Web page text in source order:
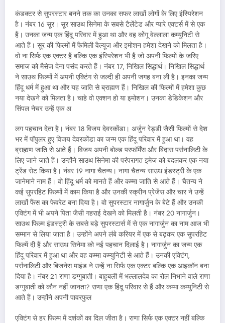
कंडक्टर से सुपरस्टार बनने तक का उनका सफर लाखों लोगों के लिए इंस्पिरेशन
है। नंबर 16 सूर। सूर साउथ सिनेमा के सबसे टैलेंटेड और प्यारे एक्टर्स में से एक
हैं। उनका जन्म एक हिंदू परिवार में हुआ था और वह कोंगू वेल्लाला कम्युनिटी से
आते हैं। सूर की फिल्मों में फैमिली वैल्यूज और इमोशन हमेशा देखने को मिलता है।
वो ना सिर्फ एक एक्टर हैं बल्कि एक इंस्पिरेशन भी हैं जो अपनी फिल्मों के जरिए
समाज को मैसेज देना पसंद करते हैं। नंबर 17, निखिल सिद्धार्थ। निखिल सिद्धार्थ
ने साउथ फिल्मों में अपनी एक्टिंग से जल्दी ही अपनी जगह बना ली है। इनका जन्म
हिंदू धर्म में हुआ था और यह जाति से ब्राह्मण हैं। निखिल की फिल्मों में हमेशा कुछ
नया देखने को मिलता है। चाहे वो एक्शन हो या इमोशन। उनका डेडिकेशन और
सिंपल नेचर उन्हें एक अ
लग पहचान देता है। नंबर 18 विजय देवरकोंडा। अर्जुन रेड्डी जैसी फिल्मों से देश
भर में पॉपुलर हुए विजय देवरकोंडा का जन्म एक हिंदू परिवार में हुआ था। वह
ब्राह्मण जाति से आते हैं। विजय अपनी बोल्ड परफॉर्मेंस और बिंदास पर्सनालिटी के
लिए जाने जाते हैं। उन्होंने साउथ सिनेमा की परंपरागत इमेज को बदलकर एक नया
ट्रेंड सेट किया है। नंबर 19 नागा चैतन्य। नागा चैतन्य साउथ इंडस्ट्री के एक
जानेमाने नाम हैं। वो हिंदू धर्म को मानते हैं और कम्मा जाति से आते हैं। चैतन्य ने
कई सुपरहिट फिल्मों में काम किया है और उनकी स्क्रीन प्रेजेंस और चार ने उन्हें
लाखों फैंस का फेवरेट बना दिया है। वो सुपरस्टार नागार्जुन के बेटे हैं और उनकी
एक्टिंग में भी अपने पिता जैसी गहराई देखने को मिलती है। नंबर 20 नागार्जुन।
साउथ फिल्म इंडस्ट्री के सबसे बड़े सुपरस्टार्स में से एक नागार्जुन का नाम आज भी
सम्मान से लिया जाता है। उन्होंने अपने लंबे करियर में एक से बढ़कर एक सुपरहिट
फिल्में दी हैं और साउथ सिनेमा को नई पहचान दिलाई है। नागार्जुन का जन्म एक
हिंदू परिवार में हुआ था और वह कम्मा कम्युनिटी से आते हैं। उनकी एक्टिंग,
पर्सनालिटी और बिजनेस माइंड ने उन्हें ना सिर्फ एक एक्टर बल्कि एक आइकॉन बना
दिया है। नंबर 21 राणा डग्गुबाती। बाहुबली में भल्लालदेव का रोल निभाने वाले राणा
डग्गुबाती को कौन नहीं जानता? राणा एक हिंदू परिवार से हैं और कम्मा कम्युनिटी से
आते हैं। उन्होंने अपनी पावरफुल
एक्टिंग से हर फिल्म में दर्शकों का दिल जीता है। राणा सिर्फ एक एक्टर नहीं बल्कि